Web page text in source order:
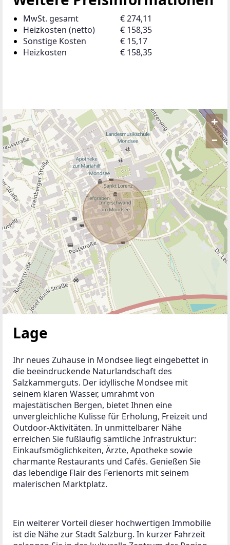
MwSt. gesamt
€ 274,11
Heizkosten (netto)
€ 158,35
Sonstige Kosten
€ 15,17
Heizkosten
€ 158,35
+
–
ANBIETER KONTAKTIEREN
Lage
Ihr neues Zuhause in Mondsee liegt eingebettet in
die beeindruckende Naturlandschaft des
Salzkammerguts. Der idyllische Mondsee mit
seinem klaren Wasser, umrahmt von
majestätischen Bergen, bietet Ihnen eine
unvergleichliche Kulisse für Erholung, Freizeit und
Outdoor-Aktivitäten. In unmittelbarer Nähe
erreichen Sie fußläufig sämtliche Infrastruktur:
Einkaufsmöglichkeiten, Ärzte, Apotheke sowie
charmante Restaurants und Cafés. Genießen Sie
das lebendige Flair des Ferienorts mit seinem
malerischen Marktplatz.
Ein weiterer Vorteil dieser hochwertigen Immobilie
ist die Nähe zur Stadt Salzburg. In kurzer Fahrzeit